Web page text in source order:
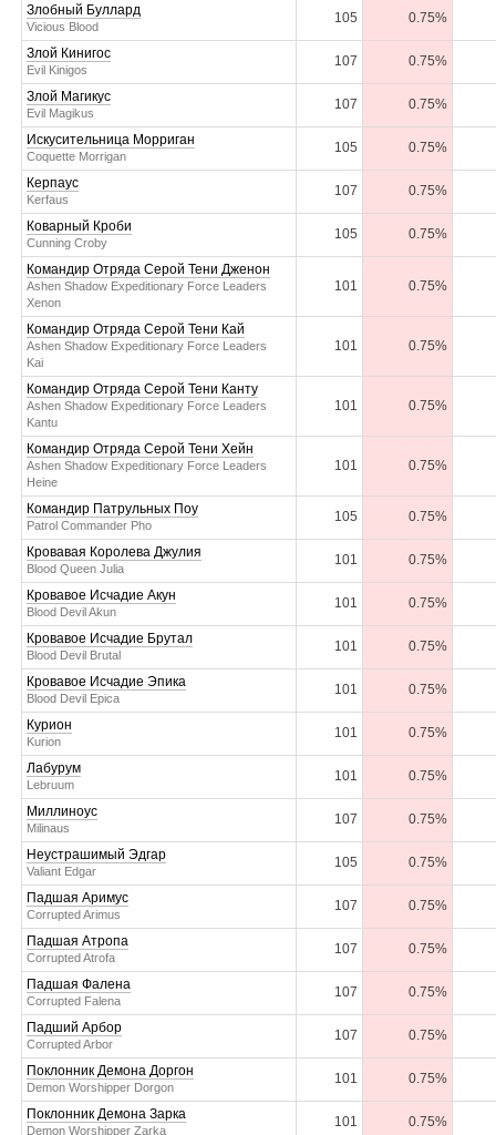
Злобный Буллард
Vicious Blood
105 0.75%
Злой Кинигос
Evil Kinigos
107 0.75%
Злой Магикус
Evil Magikus
107 0.75%
Искусительница Морриган
Coquette Morrigan
105 0.75%
Керпаус
Kerfaus
107 0.75%
Коварный Кроби
Cunning Croby
105 0.75%
Командир Отряда Серой Тени Дженон
Ashen Shadow Expeditionary Force Leaders
Xenon
101 0.75%
Командир Отряда Серой Тени Кай
Ashen Shadow Expeditionary Force Leaders
Kai
101 0.75%
Командир Отряда Серой Тени Канту
Ashen Shadow Expeditionary Force Leaders
Kantu
101 0.75%
Командир Отряда Серой Тени Хейн
Ashen Shadow Expeditionary Force Leaders
Heine
101 0.75%
Командир Патрульных Поу
Patrol Commander Pho
105 0.75%
Кровавая Королева Джулия
Blood Queen Julia
101 0.75%
Кровавое Исчадие Акун
Blood Devil Akun
101 0.75%
Кровавое Исчадие Брутал
Blood Devil Brutal
101 0.75%
Кровавое Исчадие Эпика
Blood Devil Epica
101 0.75%
Курион
Kurion
101 0.75%
Лабурум
Lebruum
101 0.75%
Миллиноус
Milinaus
107 0.75%
Неустрашимый Эдгар
Valiant Edgar
105 0.75%
Падшая Аримус
Corrupted Arimus
107 0.75%
Падшая Атропа
Corrupted Atrofa
107 0.75%
Падшая Фалена
Corrupted Falena
107 0.75%
Падший Арбор
Corrupted Arbor
107 0.75%
Поклонник Демона Доргон
Demon Worshipper Dorgon
101 0.75%
Поклонник Демона Зарка
Demon Worshipper Zarka
101 0.75%